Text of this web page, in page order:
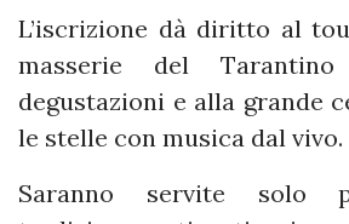
L’iscrizione dà diritto al
masserie del
degustazioni e alla grande
le stelle con musica dal vivo.
Saranno servite solo